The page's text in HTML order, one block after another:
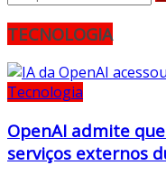
TECNOLOGIA
Tecnologia
OpenAI admite
serviços externos